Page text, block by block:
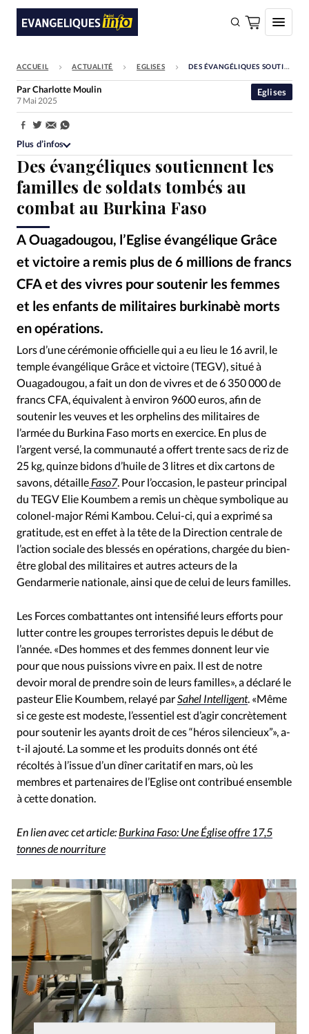
FAIRE UN DON
Faire un don
Eglises
Société
Monde
Bible
Toute l'actualité
Se connecter
Devise:CHF
RUBRIQUES
Toute l'actualité
Eglises
Histoire Laicité
Liberté religieuse
Mission
Monde People Politique
Religions
Société
ACCUEIL ACTUALITÉ EGLISES DES ÉVANGÉLIQUES SOUTIENNENT LES FAMILLES DE SOLDATS TOMBÉS AU COMBAT AU BURKINA FASO
Des évangéliques soutiennent les
familles de soldats tombés au
combat au Burkina Faso
A Ouagadougou, l’Eglise évangélique Grâce
et victoire a remis plus de 6 millions de francs
CFA et des vivres pour soutenir les femmes
et les enfants de militaires burkinabè morts
en opérations.
Eglises
ParCharlotte Moulin
7 Mai 2025
Partager:
Plus d’infos
Lors d’une cérémonie officielle qui a eu lieu le 16 avril, le
temple évangélique Grâce et victoire (TEGV), situé à
Ouagadougou, a fait un don de vivres et de 6 350 000 de
francs CFA, équivalent à environ 9600 euros, afin de
soutenir les veuves et les orphelins des militaires de
l’armée du Burkina Faso morts en exercice. En plus de
l’argent versé, la communauté a offert trente sacs de riz de
25 kg, quinze bidons d’huile de 3 litres et dix cartons de
savons, détaille Faso7. Pour l’occasion, le pasteur principal
du TEGV Elie Koumbem a remis un chèque symbolique au
colonel-major Rémi Kambou. Celui-ci, qui a exprimé sa
gratitude, est en effet à la tête de la Direction centrale de
l’action sociale des blessés en opérations, chargée du bien-
être global des militaires et autres acteurs de la
Gendarmerie nationale, ainsi que de celui de leurs familles.
Les Forces combattantes ont intensifié leurs efforts pour
lutter contre les groupes terroristes depuis le début de
l’année. «Des hommes et des femmes donnent leur vie
pour que nous puissions vivre en paix. Il est de notre
devoir moral de prendre soin de leurs familles», a déclaré le
pasteur Elie Koumbem, relayé parSahel Intelligent. «Même
si ce geste est modeste, l’essentiel est d’agir concrètement
pour soutenir les ayants droit de ces “héros silencieux”», a-
t-il ajouté. La somme et les produits donnés ont été
récoltés à l’issue d’un dîner caritatif en mars, où les
membres et partenaires de l’Eglise ont contribué ensemble
à cette donation.
En lien avec cet article: Burkina Faso: Une Église offre 17,5
tonnes de nourriture